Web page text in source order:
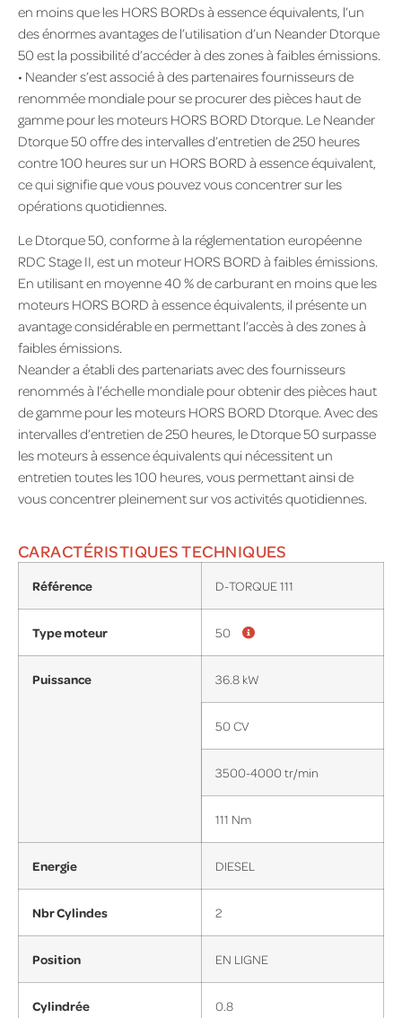
CARACTÉRISTIQUES TECHNIQUES
Référence D-TORQUE 111
Type moteur 50
Puissance 36.8 kW
50 CV
3500-4000 tr/min
111 Nm
Energie DIESEL
Nbr Cylindes 2
Position EN LIGNE
Cylindrée 0.8
en moins que les HORS BORDs à essence équivalents, l’un
des énormes avantages de l’utilisation d’un Neander Dtorque
50 est la possibilité d’accéder à des zones à faibles émissions.
• Neander s’est associé à des partenaires fournisseurs de
renommée mondiale pour se procurer des pièces haut de
gamme pour les moteurs HORS BORD Dtorque. Le Neander
Dtorque 50 offre des intervalles d’entretien de 250 heures
contre 100 heures sur un HORS BORD à essence équivalent,
ce qui signifie que vous pouvez vous concentrer sur les
opérations quotidiennes.
Le Dtorque 50, conforme à la réglementation européenne
RDC Stage II, est un moteur HORS BORD à faibles émissions.
En utilisant en moyenne 40 % de carburant en moins que les
moteurs HORS BORD à essence équivalents, il présente un
avantage considérable en permettant l’accès à des zones à
faibles émissions.
Neander a établi des partenariats avec des fournisseurs
renommés à l’échelle mondiale pour obtenir des pièces haut
de gamme pour les moteurs HORS BORD Dtorque. Avec des
intervalles d’entretien de 250 heures, le Dtorque 50 surpasse
les moteurs à essence équivalents qui nécessitent un
entretien toutes les 100 heures, vous permettant ainsi de
vous concentrer pleinement sur vos activités quotidiennes.